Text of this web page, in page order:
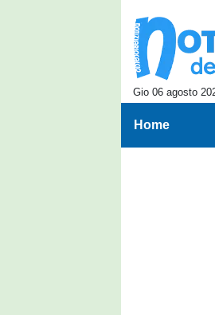
Gio 06 agosto
Home